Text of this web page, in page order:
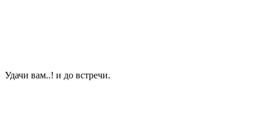
Удачи вам..! и до встречи.